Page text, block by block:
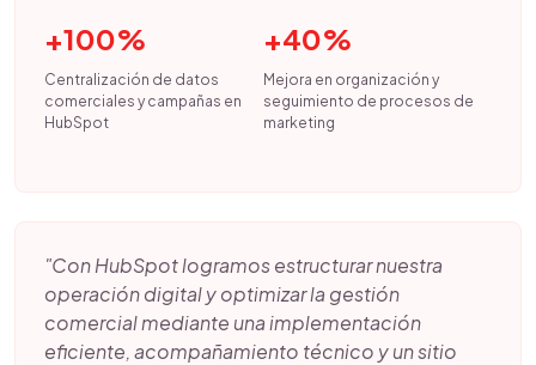
+100%
Centralización de datos
comerciales y campañas en
HubSpot
+40%
Mejora en organización y
seguimiento de procesos de
marketing
"Con HubSpot logramos estructurar nuestra
operación digital y optimizar la gestión
comercial mediante una implementación
eficiente, acompañamiento técnico y un sitio